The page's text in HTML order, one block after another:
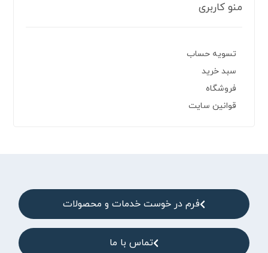
منو کاربری
تسویه حساب
سبد خرید
فروشگاه
قوانین سایت
فرم در خوست خدمات و محصولات
تماس با ما